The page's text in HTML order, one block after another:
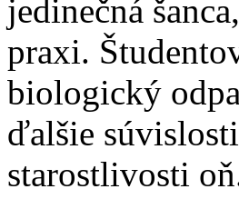
jedinečná
praxi.
biologický
ďalšie
starostlivosti